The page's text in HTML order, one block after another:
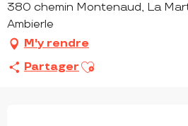
380 chemin Montenaud, La
Ambierle
M'y rendre
Partager Ajouter aux favoris